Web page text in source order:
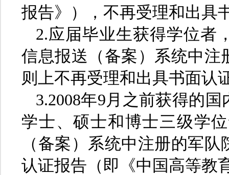
报告》），不再受理和出具
2.应届毕业生获得学位者
信息报送（备案）系统中注
则上不再受理和出具书面认
3.2008年9月之前获得的
学士、硕士和博士三级学
（备案）系统中注册的军
认证报告（即《中国高等教